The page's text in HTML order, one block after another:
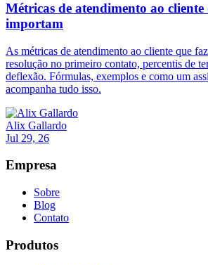
Métricas de atendimento ao cliente
importam
As métricas de atendimento ao cliente que
resolução no primeiro contato, percentis de
deflexão. Fórmulas, exemplos e como um
acompanha tudo isso.
Alix Gallardo
Jul 29, 26
Empresa
Sobre
Blog
Contato
Produtos